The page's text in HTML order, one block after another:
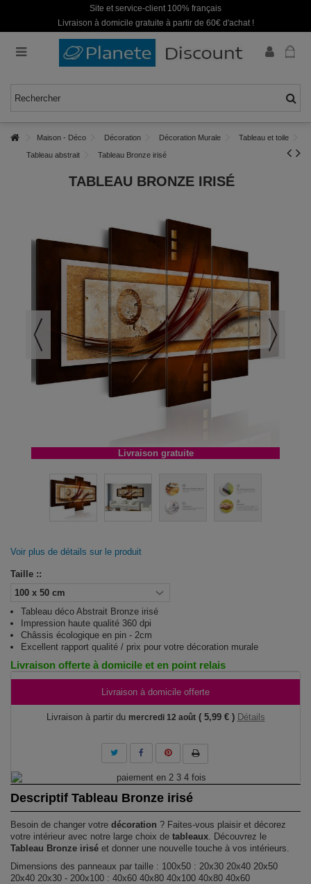
Site et service-client 100% français
Livraison à domicile gratuite à partir de 60€ d'achat !
Maison - Déco Décoration Décoration Murale Tableau et toile
Tableau abstrait Tableau Bronze irisé
TABLEAU BRONZE IRISÉ
Livraison gratuite
Voir plus de détails sur le produit
Taille ::
Tableau déco Abstrait Bronze irisé
Impression haute qualité 360 dpi
Châssis écologique en pin - 2cm
Excellent rapport qualité / prix pour votre décoration murale
Livraison offerte à domicile et en point relais
Livraison à domicile offerte
Livraison à partir du mercredi 12 août ( 5,99 € ) Détails
Descriptif Tableau Bronze irisé
Besoin de changer votre décoration ? Faites-vous plaisir et décorez
votre intérieur avec notre large choix de tableaux. Découvrez le
Tableau Bronze irisé et donner une nouvelle touche à vos intérieurs.
Dimensions des panneaux par taille : 100x50 : 20x30 20x40 20x50
20x40 20x30 - 200x100 : 40x60 40x80 40x100 40x80 40x60